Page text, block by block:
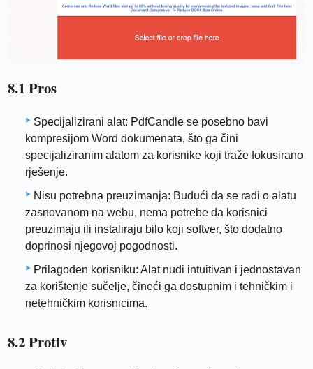
8.1 Pros
Specijalizirani alat: PdfCandle se posebno bavi
kompresijom Word dokumenata, što ga čini
specijaliziranim alatom za korisnike koji traže fokusirano
rješenje.
Nisu potrebna preuzimanja: Budući da se radi o alatu
zasnovanom na webu, nema potrebe da korisnici
preuzimaju ili instaliraju bilo koji softver, što dodatno
doprinosi njegovoj pogodnosti.
Prilagođen korisniku: Alat nudi intuitivan i jednostavan
za korištenje sučelje, čineći ga dostupnim i tehničkim i
netehničkim korisnicima.
8.2 Protiv